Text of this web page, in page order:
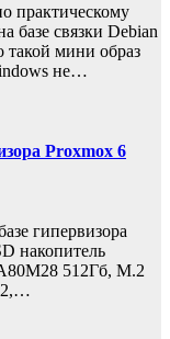
практическому
базе связки Debian
такой мини образ
не…
Proxmox 6
гипервизора
накопитель
512Гб, M.2